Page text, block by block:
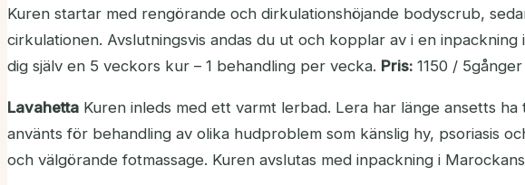
Kuren startar med rengörande och dirkulationshöjande bodyscrub,
cirkulationen. Avslutningsvis andas du ut och kopplar av i en
dig själv en 5 veckors kur – 1 behandling per vecka. Pris: 1150 /
Lavahetta Kuren inleds med ett varmt lerbad. Lera har länge ansetts
använts för behandling av olika hudproblem som känslig hy, psoriasis
och välgörande fotmassage. Kuren avslutas med inpackning i